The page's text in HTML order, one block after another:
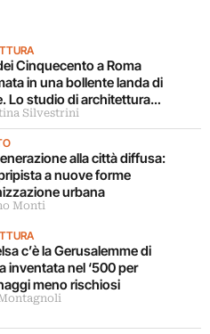
Cinquecento a Roma
in una bollente landa di
Lo studio di architettura
il progetto
Silvestrini
alla città diffusa:
a nuove forme
urbana
Monti
c’è la Gerusalemme di
inventata nel ‘500 per
meno rischiosi